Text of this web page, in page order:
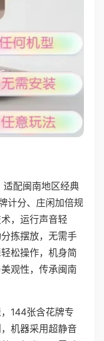
适配闽南地区经典
计分、庄闲加倍规
，运行声音轻
拣摆放，无需手
松操作，机身简
观性，传承闽南
144张含花牌专
机器采用超静音